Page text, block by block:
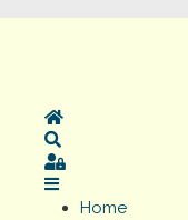
Home
Sign In
Home